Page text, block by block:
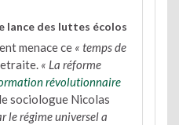
lance des luttes écolos
menace ce « temps de
« La réforme
révolutionnaire
sociologue Nicolas
le régime universel a